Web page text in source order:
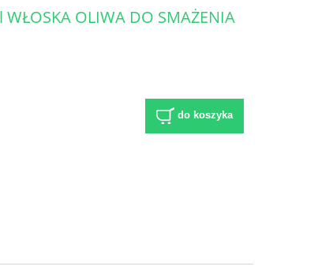
OLIWA DO SMAŻENIA
do koszyka